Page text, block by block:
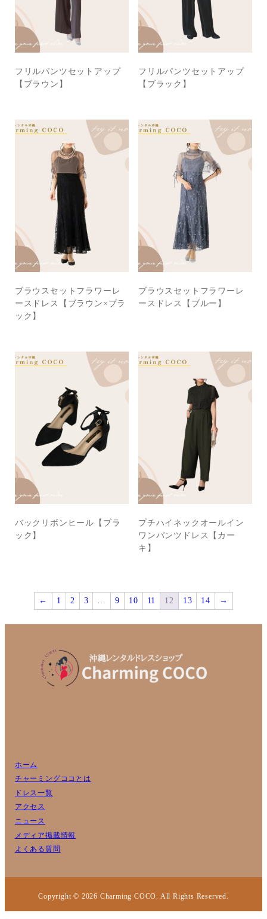
フリルパンツセットアップ
【ブラウン】
フリルパンツセットアップ
【ブラック】
ブラウスセットフラワーレ
ースドレス【ブラウン×ブラ
ック】
ブラウスセットフラワーレ
ースドレス【ブルー】
バックリボンヒール【ブラ
ック】
プチハイネックオールイン
ワンパンツドレス【カー
キ】
← 1 2 3 … 9 10 11 12 13 14 →
ホーム
チャーミングココとは
ドレス一覧
アクセス
ニュース
メディア掲載情報
よくある質問
Copyright © 2026 Charming COCO. All Rights Reserved.